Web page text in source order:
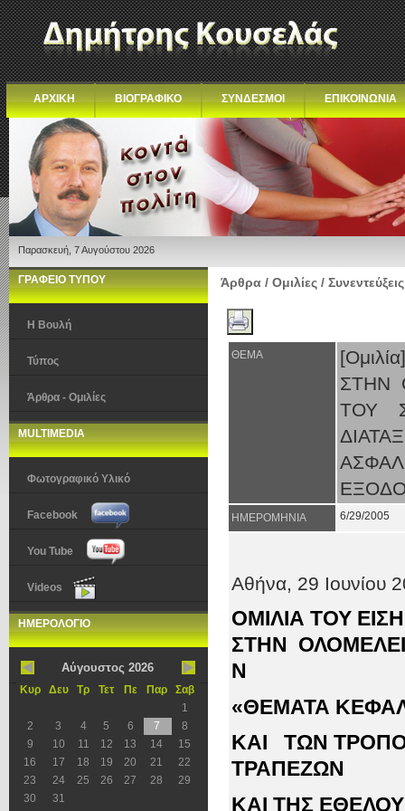
ΑΡΧΙΚΗ ΒΙΟΓΡΑΦΙΚΟ ΣΥΝΔΕΣΜΟΙ ΕΠΙΚΟΙΝΩΝΙΑ
Παρασκευή, 7 Αυγούστου 2026
ΓΡΑΦΕΙΟ ΤΥΠΟΥ
Η Βουλή
Τύπος
Άρθρα - Ομιλίες
MULTIMEDIA
Φωτογραφικό Υλικό
Facebook
You Tube
Videos
ΗΜΕΡΟΛΟΓΙΟ
Αύγουστος 2026
Κυρ Δευ Τρ Τετ Πε Παρ
Σαβ
1
2
3 4 5 6 7
8
9
10 11 12 13 14
15
16
17 18 19 20 21
22
23
24 25 26 27 28
29
30
31
Άρθρα / Ομιλίες / Συνεντεύξεις
ΘΕΜΑ
ΣΤΗΝ
ΤΟΥ
ΗΜΕΡΟΜΗΝΙΑ 6/29/2005
Αθήνα, 29 Ιουνίου
ΟΜΙΛΙΑ ΤΟΥ
ΣΤΗΝ
Ν
«ΘΕΜΑΤΑ
ΚΑΙ ΤΩΝ
ΤΡΑΠΕΖΩΝ
ΚΑΙ ΤΗΣ